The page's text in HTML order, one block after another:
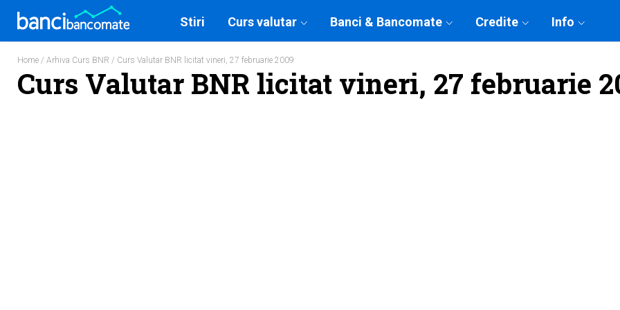
Stiri Curs valutar Banci & Bancomate Credite Info
Home / Arhiva Curs BNR / Curs Valutar BNR licitat vineri, 27 februarie 2009
Curs Valutar BNR licitat vineri, 27 februarie